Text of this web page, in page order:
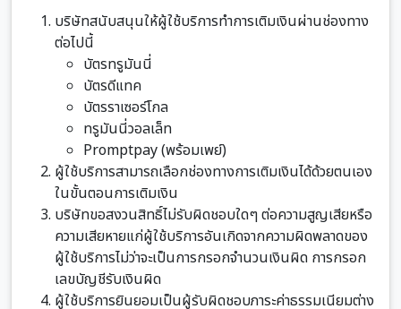
บริษัทสนับสนุนให้ผู้ใช้บริการทำการเติมเงินผ่านช่องทาง
ต่อไปนี้
บัตรทรูมันนี่
บัตรดีแทค
บัตรราเซอร์โกล
ทรูมันนี่วอลเล็ท
Promptpay (พร้อมเพย์)
ผู้ใช้บริการสามารถเลือกช่องทางการเติมเงินได้ด้วยตนเอง
ในขั้นตอนการเติมเงิน
บริษัทขอสงวนสิทธิ์ไม่รับผิดชอบใดๆ ต่อความสูญเสียหรือ
ความเสียหายแก่ผู้ใช้บริการอันเกิดจากความผิดพลาดของ
ผู้ใช้บริการไม่ว่าจะเป็นการกรอกจำนวนเงินผิด การกรอก
เลขบัญชีรับเงินผิด
ผู้ใช้บริการยินยอมเป็นผู้รับผิดชอบภาระค่าธรรมเนียมต่าง